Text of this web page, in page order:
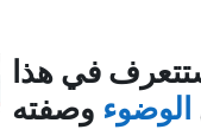
في هذا
الوضوء